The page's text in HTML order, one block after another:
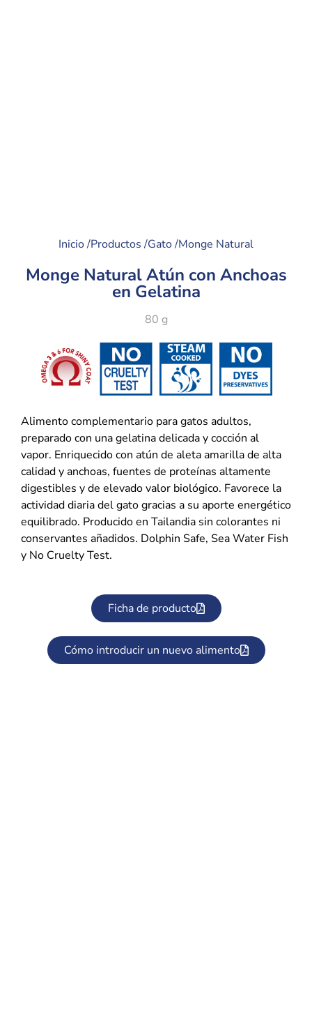
Inicio /Productos /Gato /Monge Natural
Monge Natural Atún con Anchoas
en Gelatina
80 g
Alimento complementario para gatos adultos,
preparado con una gelatina delicada y cocción al
vapor. Enriquecido con atún de aleta amarilla de alta
calidad y anchoas, fuentes de proteínas altamente
digestibles y de elevado valor biológico. Favorece la
actividad diaria del gato gracias a su aporte energético
equilibrado. Producido en Tailandia sin colorantes ni
conservantes añadidos. Dolphin Safe, Sea Water Fish
y No Cruelty Test.
Ficha de producto
Cómo introducir un nuevo alimento